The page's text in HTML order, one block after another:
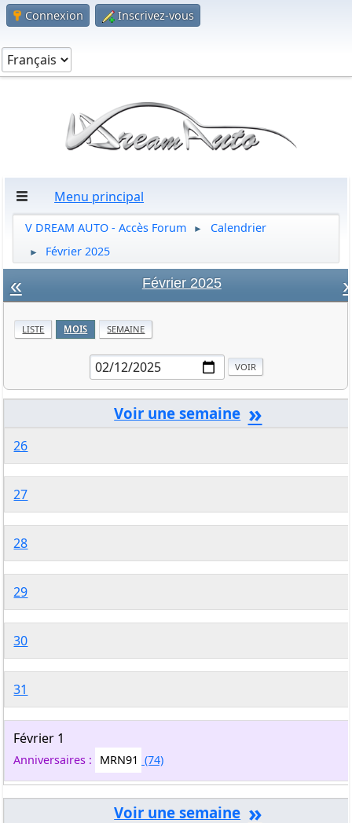
Connexion Inscrivez-vous
Menu principal
V DREAM AUTO - Accès Forum ► Calendrier
► Février 2025
« »
Février 2025
LISTE MOIS SEMAINE
»
26
27
28
29
30
31
Février 1
Anniversaires : MRN91 (74)
»